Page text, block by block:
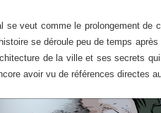
se veut comme le prolongement
se déroule peu de temps après
de la ville et ses secrets
avoir vu de références directes